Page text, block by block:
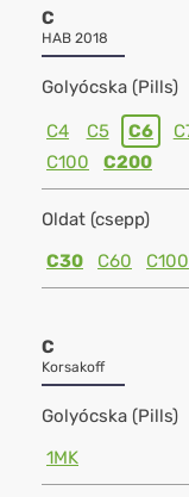
C
HAB 2018
Golyócska (Pills)
C4 C5 C6
C100
C200
Oldat (csepp)
C30
C60 C100
C
Korsakoff
Golyócska (Pills)
1MK